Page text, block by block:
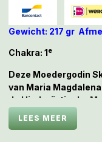
Gewicht: 217 gr
Chakra: 1e
Deze Moedergodin
van Maria
de Hindoeïstische
bijnaam de
LEES MEER